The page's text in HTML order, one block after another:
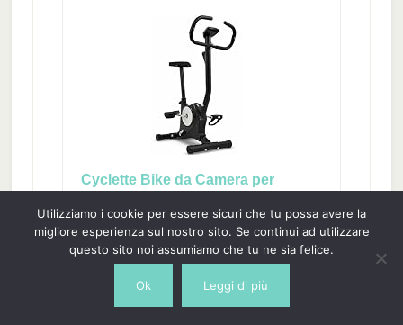
Cyclette Bike da Camera per
Gambe, Resistenza Regolabile
Sensori Cardio Display LCD Sella
✅ DIMAGRIMENTO RAPIDO E
Utilizziamo i cookie per essere sicuri che tu possa avere la
migliore esperienza sul nostro sito. Se continui ad utilizzare
questo sito noi assumiamo che tu ne sia felice.
Ok Leggi di più